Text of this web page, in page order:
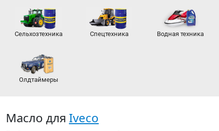
Сельхозтехника Спецтехника Водная техника
Олдтаймеры
Масло для Iveco